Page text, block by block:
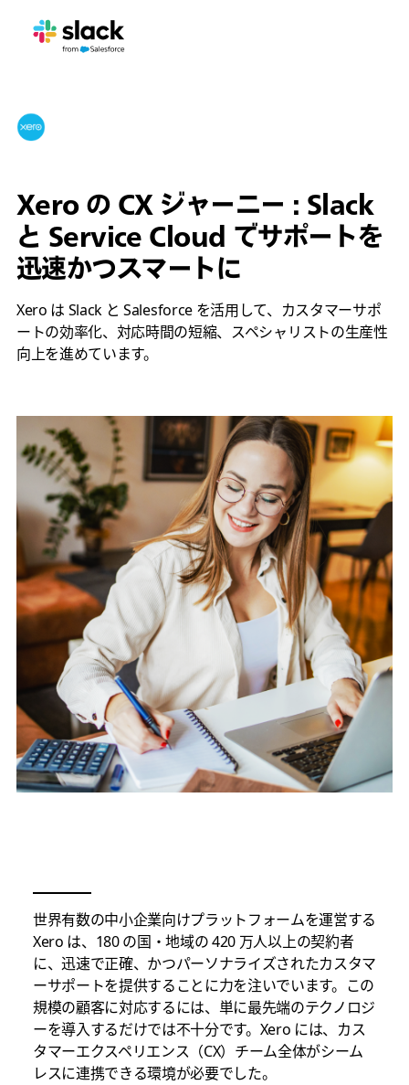
Xero の CX ジャーニー : Slack
と Service Cloud でサポートを
迅速かつスマートに
Xero は Slack と Salesforce を活用して、カスタマーサポ
ートの効率化、対応時間の短縮、スペシャリストの生産性
向上を進めています。
世界有数の中小企業向けプラットフォームを運営する
Xero は、180 の国・地域の 420 万人以上の契約者
に、迅速で正確、かつパーソナライズされたカスタマ
ーサポートを提供することに力を注いでいます。この
規模の顧客に対応するには、単に最先端のテクノロジ
ーを導入するだけでは不十分です。Xero には、カス
タマーエクスペリエンス（CX）チーム全体がシーム
レスに連携できる環境が必要でした。